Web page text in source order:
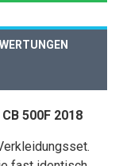
500F 2018